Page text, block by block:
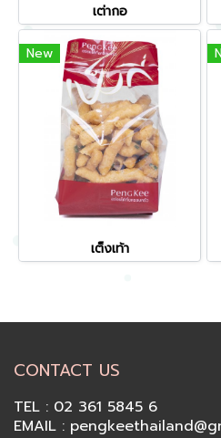
เต่ากอ
New
เต็งเท้า
CONTACT US
TEL : 02 361 5845 6
EMAIL :